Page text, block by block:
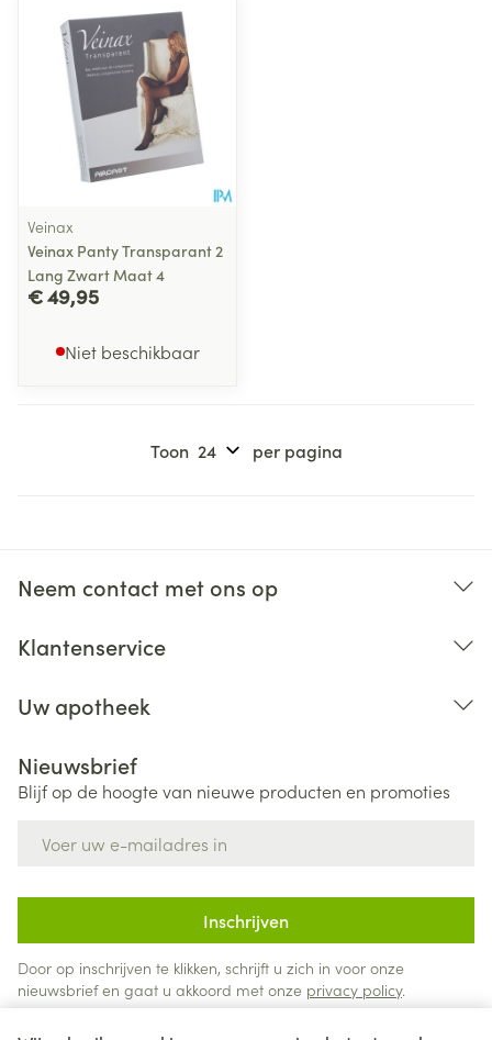
Veinax
Veinax Panty Transparant 2
Lang Zwart Maat 4
€ 49,95
Niet beschikbaar
Toon per pagina
Neem contact met ons op
Klantenservice
Uw apotheek
Nieuwsbrief
Blijf op de hoogte van nieuwe producten en promoties
Inschrijven
Door op inschrijven te klikken, schrijft u zich in voor onze
nieuwsbrief en gaat u akkoord met onze privacy policy.